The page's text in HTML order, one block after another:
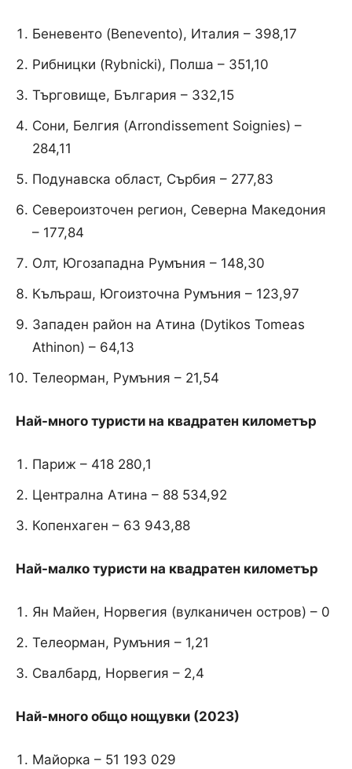
Беневенто (Benevento), Италия – 398,17
Рибницки (Rybnicki), Полша – 351,10
Търговище, България – 332,15
Сони, Белгия (Arrondissement Soignies) –
284,11
Подунавска област, Сърбия – 277,83
Североизточен регион, Северна Македония
– 177,84
Олт, Югозападна Румъния – 148,30
Кълъраш, Югоизточна Румъния – 123,97
Западен район на Атина (Dytikos Tomeas
Athinon) – 64,13
Телеорман, Румъния – 21,54
Най-много туристи на квадратен километър
Париж – 418 280,1
Централна Атина – 88 534,92
Копенхаген – 63 943,88
Най-малко туристи на квадратен километър
Ян Майен, Норвегия (вулканичен остров) – 0
Телеорман, Румъния – 1,21
Свалбард, Норвегия – 2,4
Най-много общо нощувки (2023)
Майорка – 51 193 029